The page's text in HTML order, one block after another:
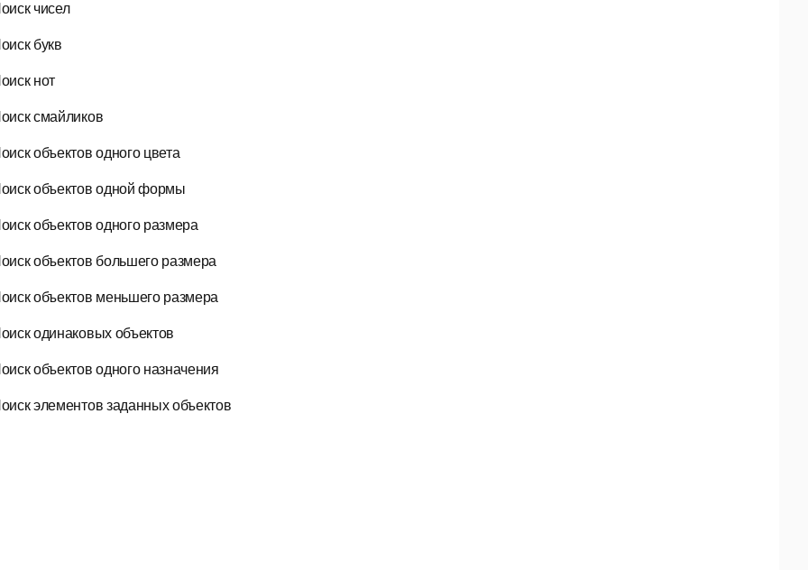
чисел
букв
нот
смайликов
объектов одного цвета
объектов одной формы
объектов одного размера
объектов большего размера
объектов меньшего размера
одинаковых объектов
объектов одного назначения
элементов заданных объектов